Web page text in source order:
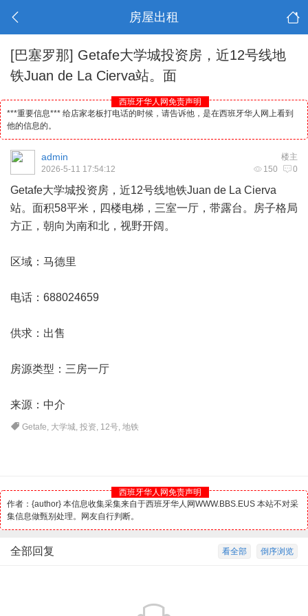
房屋出租
[巴塞罗那] Getafe大学城投资房，近12号线地
铁Juan de La Cierva站。面
西班牙华人网免责声明
***重要信息*** 给店家老板打电话的时候，请告诉他，是在西班牙华人网上看到
他的信息的。
楼主
admin
150 0
2026-5-11 17:54:12
Getafe大学城投资房，近12号线地铁Juan de La Cierva
站。面积58平米，四楼电梯，三室一厅，带露台。房子格局
方正，朝向为南和北，视野开阔。
区域： 马德里
电话：688024659
供求：出售
房源类型：三房一厅
来源：中介
Getafe, 大学城,投资, 12号,地铁
西班牙华人网免责声明
作者：{author} 本信息收集采集来自于西班牙华人网WWW.BBS.EUS 本站不对采
集信息做甄别处理。网友自行判断。
倒序浏览
看全部
全部回复